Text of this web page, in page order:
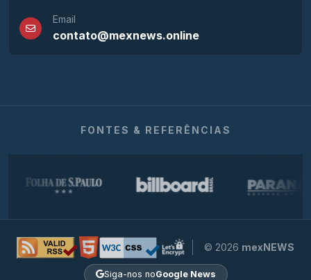
Email
contato@mexnews.online
FONTES & REFERÊNCIAS
© 2026 mexNEWS
Siga-nos noGoogle News